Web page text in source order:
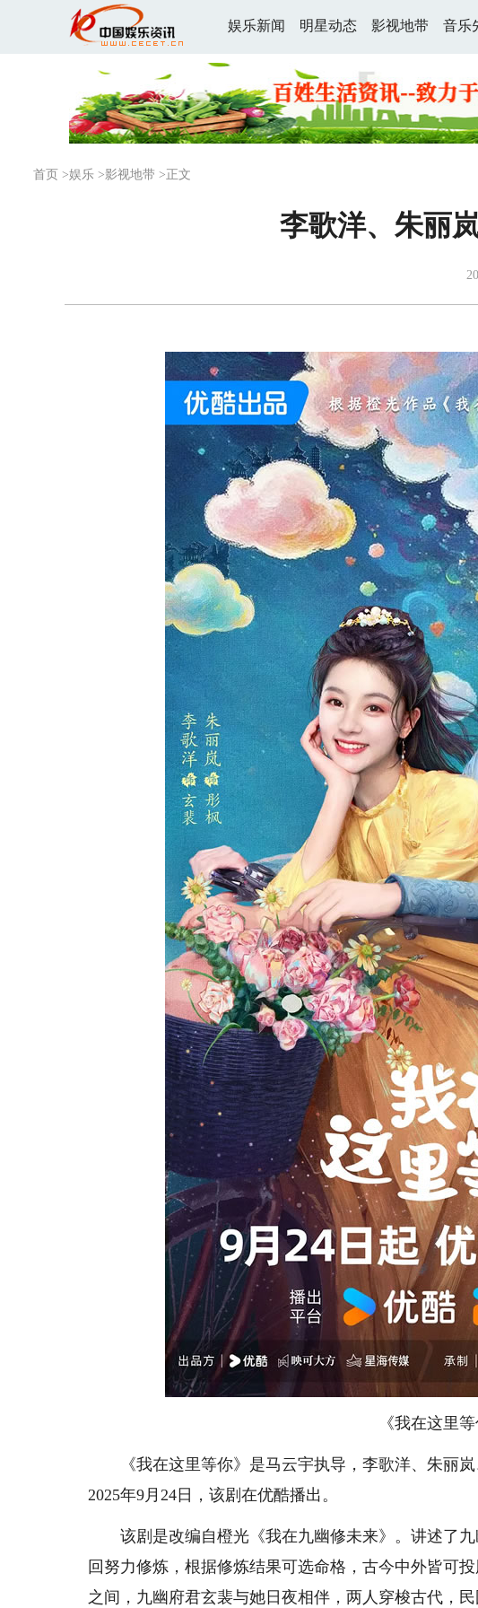
娱乐新闻 明星动态 影视地带 音乐
首页 >娱乐 >影视地带 >正文
李歌洋、朱丽
《我在这里
《我在这里等你》是马云宇执导，李歌洋、朱丽岚
2025年9月24日，该剧在优酷播出。
该剧是改编自橙光《我在九幽修未来》。讲述了九
回努力修炼，根据修炼结果可选命格，古今中外皆可
之间，九幽府君玄裴与她日夜相伴，两人穿梭古代，